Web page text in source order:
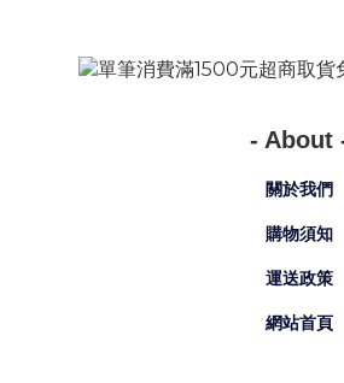
這個地方有很多褶
- About
關於我們
購物須知
運送政策
網站首頁